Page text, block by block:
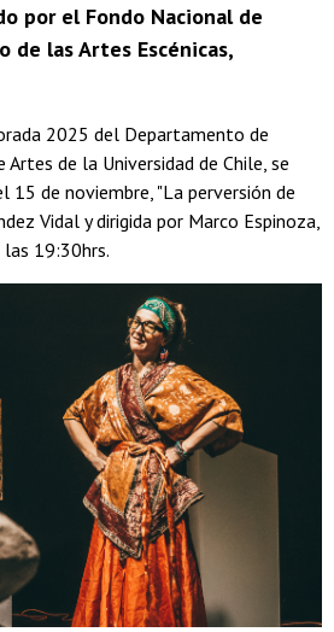
por el Fondo Nacional de
de las Artes Escénicas,
2025 del Departamento de
de la Universidad de Chile, se
15 de noviembre, "La perversión de
Vidal y dirigida por Marco Espinoza,
las 19:30hrs.